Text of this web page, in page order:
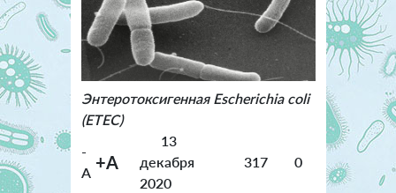
Энтеротоксигенная Escherichia coli
(ETEC)
-
A +A
13
декабря
2020
317 0